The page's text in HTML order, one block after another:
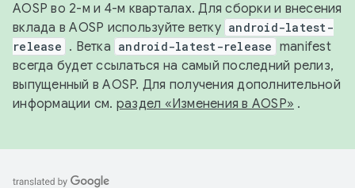
AOSP во 2-м и 4-м кварталах. Для сборки и внесения
вклада в AOSP используйте ветку android-latest-
release . Ветка android-latest-release manifest
всегда будет ссылаться на самый последний релиз,
выпущенный в AOSP. Для получения дополнительной
информации см. раздел «Изменения в AOSP» .